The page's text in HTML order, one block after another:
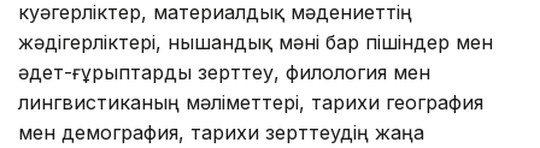
куәгерліктер, материалдық мәдениеттің
жәдігерліктері, нышандық мәні бар пішіндер мен
әдет-ғұрыптарды зерттеу, филология мен
лингвистиканың мәліметтері, тарихи география
мен демография, тарихи зерттеудің жаңа